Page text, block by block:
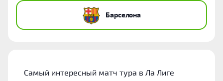
Барселона
Самый интересный матч тура в Ла Лиге